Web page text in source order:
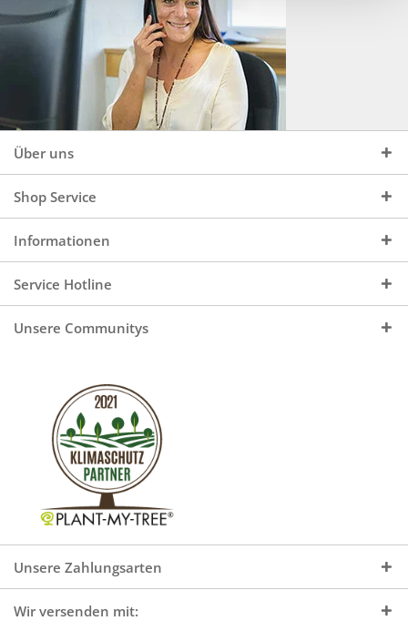
Über uns
Shop Service
Informationen
Service Hotline
Unsere Communitys
Unsere Zahlungsarten
Wir versenden mit: